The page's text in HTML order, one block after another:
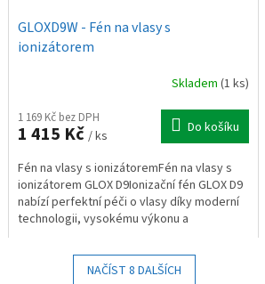
GLOXD9W - Fén na vlasy s
ionizátorem
Skladem (1 ks)
1 169 Kč bez DPH
1 415 Kč / ks Do košíku
Fén na vlasy s ionizátoremFén na vlasy s
ionizátorem GLOX D9Ionizační fén GLOX D9
nabízí perfektní péči o vlasy díky moderní
technologii, vysokému výkonu a
NAČÍST 8 DALŠÍCH